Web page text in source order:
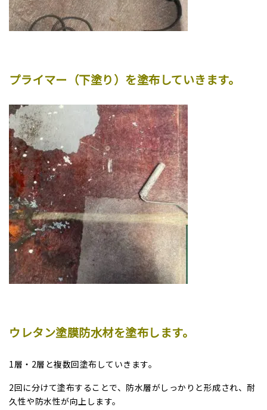
プライマー（下塗り）を塗布していきます。
ウレタン塗膜防水材を塗布します。
1層・2層と複数回塗布していきます。
2回に分けて塗布することで、防水層がしっかりと形成され、耐
久性や防水性が向上します。